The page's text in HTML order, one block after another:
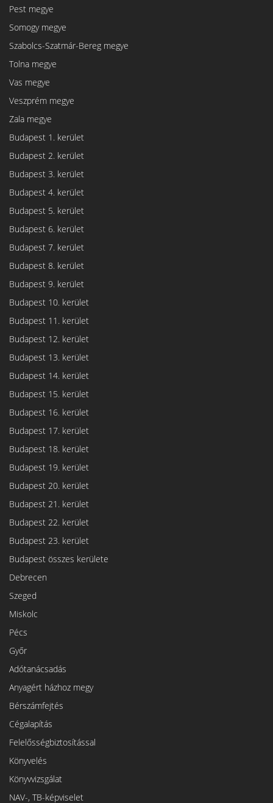
Pest megye
Somogy megye
Szabolcs-Szatmár-Bereg megye
Tolna megye
Vas megye
Veszprém megye
Zala megye
Budapest 1. kerület
Budapest 2. kerület
Budapest 3. kerület
Budapest 4. kerület
Budapest 5. kerület
Budapest 6. kerület
Budapest 7. kerület
Budapest 8. kerület
Budapest 9. kerület
Budapest 10. kerület
Budapest 11. kerület
Budapest 12. kerület
Budapest 13. kerület
Budapest 14. kerület
Budapest 15. kerület
Budapest 16. kerület
Budapest 17. kerület
Budapest 18. kerület
Budapest 19. kerület
Budapest 20. kerület
Budapest 21. kerület
Budapest 22. kerület
Budapest 23. kerület
Budapest összes kerülete
Debrecen
Szeged
Miskolc
Pécs
Győr
Adótanácsadás
Anyagért házhoz megy
Bérszámfejtés
Cégalapítás
Felelősségbiztosítással
Könyvelés
Könyvvizsgálat
NAV-, TB-képviselet